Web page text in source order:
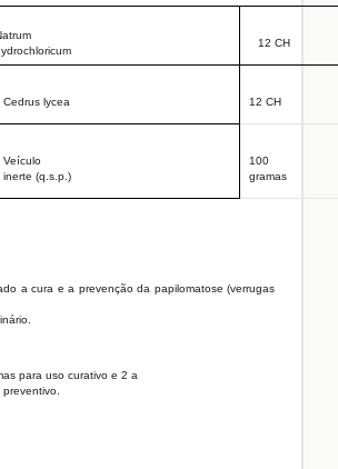
12 CH
Cedrus lycea 12 CH
Veículo
inerte (q.s.p.)
100
gramas
a cura e a prevenção da papilomatose (verrugas
para uso curativo e 2 a